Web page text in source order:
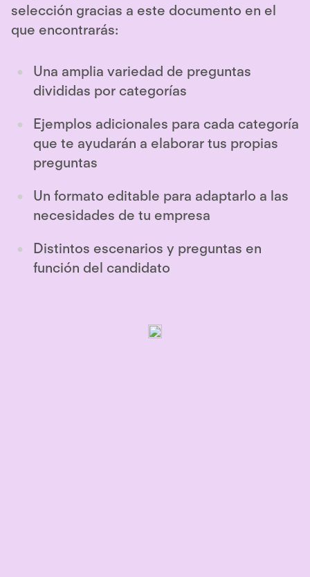
selección gracias a este documento en el
que encontrarás:
Una amplia variedad de preguntas
divididas por categorías
Ejemplos adicionales para cada categoría
que te ayudarán a elaborar tus propias
preguntas
Un formato editable para adaptarlo a las
necesidades de tu empresa
Distintos escenarios y preguntas en
función del candidato